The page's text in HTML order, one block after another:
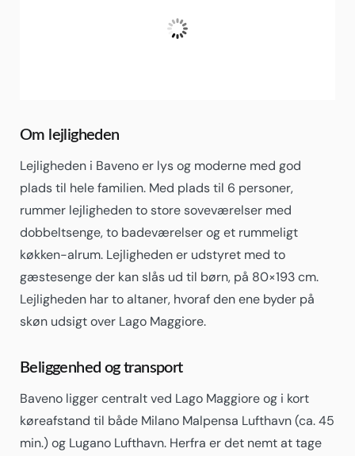
31
Om lejligheden
Lejligheden i Baveno er lys og moderne med god
plads til hele familien. Med plads til 6 personer,
rummer lejligheden to store soveværelser med
dobbeltsenge, to badeværelser og et rummeligt
køkken-alrum. Lejligheden er udstyret med to
gæstesenge der kan slås ud til børn, på 80×193 cm.
Lejligheden har to altaner, hvoraf den ene byder på
skøn udsigt over Lago Maggiore.
Beliggenhed og transport
Baveno ligger centralt ved Lago Maggiore og i kort
køreafstand til både Milano Malpensa Lufthavn (ca. 45
min.) og Lugano Lufthavn. Herfra er det nemt at tage